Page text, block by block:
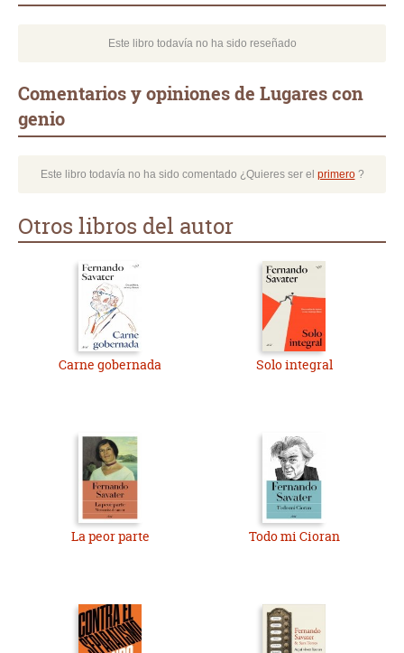
Este libro todavía no ha sido reseñado
Comentarios y opiniones de Lugares con
genio
Este libro todavía no ha sido comentado ¿Quieres ser el primero?
Otros libros del autor
Carne gobernada Solo integral
La peor parte Todo mi Cioran